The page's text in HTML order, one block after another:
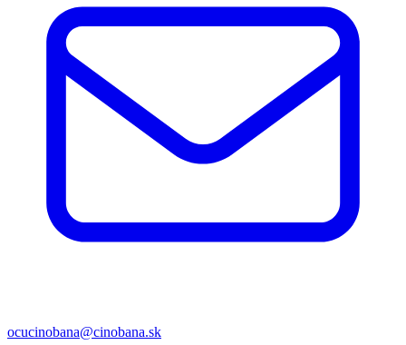
ocucinobana@cinobana.sk